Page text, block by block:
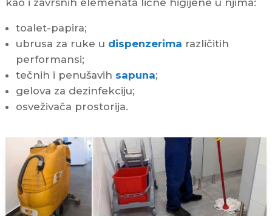
toalet-papira;
ubrusa za ruke u dispenzerima različitih
performansi;
tečnih i penušavih sapuna;
gelova za dezinfekciju;
osveživača prostorija.